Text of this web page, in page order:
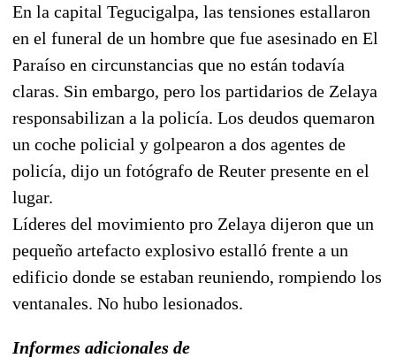
En la capital Tegucigalpa, las tensiones estallaron
en el funeral de un hombre que fue asesinado en El
Paraíso en circunstancias que no están todavía
claras. Sin embargo, pero los partidarios de Zelaya
responsabilizan a la policía. Los deudos quemaron
un coche policial y golpearon a dos agentes de
policía, dijo un fotógrafo de Reuter presente en el
lugar.
Líderes del movimiento pro Zelaya dijeron que un
pequeño artefacto explosivo estalló frente a un
edificio donde se estaban reuniendo, rompiendo los
ventanales. No hubo lesionados.
Informes adicionales de